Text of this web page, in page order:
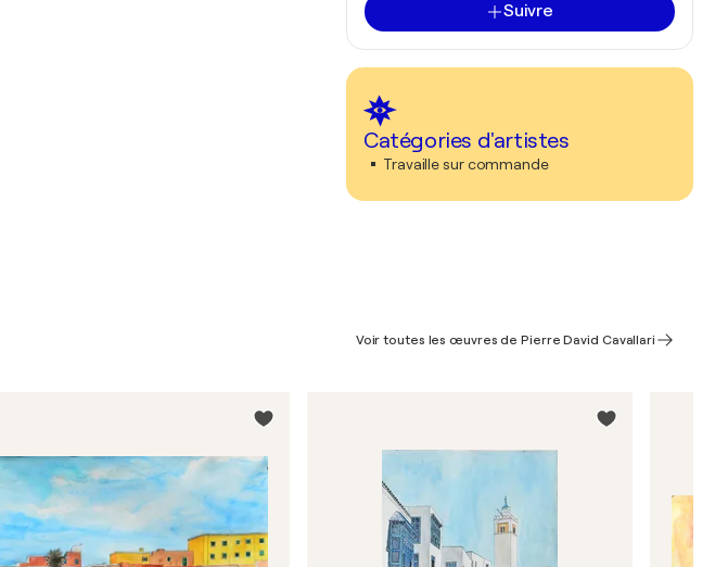
Suivre
Catégories d'artistes
Travaille sur commande
Voir toutes les œuvres de Pierre David Cavallari